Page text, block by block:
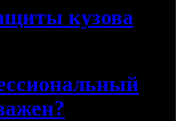
кузова